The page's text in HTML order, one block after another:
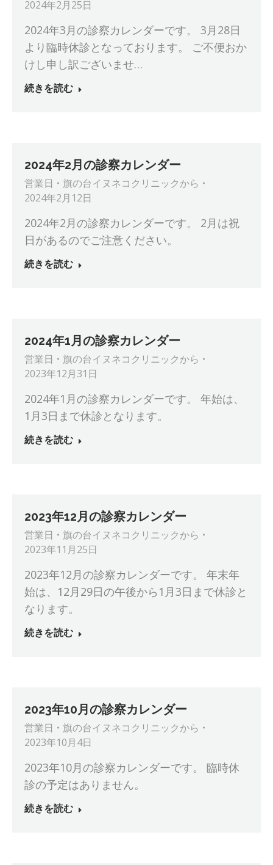
2024年2月25日
2024年3月の診察カレンダーです。 3月28日
より臨時休診となっております。 ご不便おか
けし申し訳ございませ…
続きを読む
2024年2月の診察カレンダー
営業日 旗の台イヌネコクリニックから
2024年2月12日
2024年2月の診察カレンダーです。 2月は祝
日があるのでご注意ください。
続きを読む
2024年1月の診察カレンダー
営業日 旗の台イヌネコクリニックから
2023年12月31日
2024年1月の診察カレンダーです。 年始は、
1月3日まで休診となります。
続きを読む
2023年12月の診察カレンダー
営業日 旗の台イヌネコクリニックから
2023年11月25日
2023年12月の診察カレンダーです。 年末年
始は、12月29日の午後から1月3日まで休診と
なります。
続きを読む
2023年10月の診察カレンダー
営業日 旗の台イヌネコクリニックから
2023年10月4日
2023年10月の診察カレンダーです。 臨時休
診の予定はありません。
続きを読む